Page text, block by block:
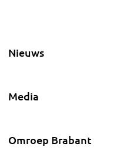
Nieuws
Media
Omroep Brabant